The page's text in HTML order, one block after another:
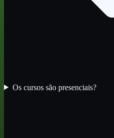
Os cursos são presenciais?